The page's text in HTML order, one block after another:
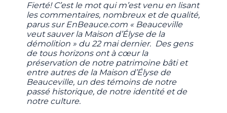
Fierté! C’est le mot qui m’est venu en lisant
les commentaires, nombreux et de qualité,
parus sur EnBeauce.com « Beauceville
veut sauver la Maison d’Élyse de la
démolition » du 22 mai dernier. Des gens
de tous horizons ont à cœur la
préservation de notre patrimoine bâti et
entre autres de la Maison d’Élyse de
Beauceville, un des témoins de notre
passé historique, de notre identité et de
notre culture.